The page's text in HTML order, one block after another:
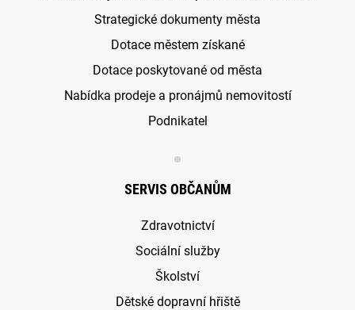
Strategické dokumenty města
Dotace městem získané
Dotace poskytované od města
Nabídka prodeje a pronájmů nemovitostí
Podnikatel
SERVIS OBČANŮM
Zdravotnictví
Sociální služby
Školství
Dětské dopravní hřiště